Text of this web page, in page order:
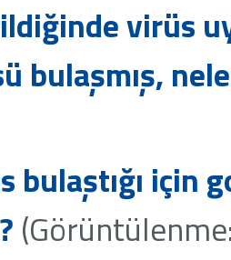
virüs
bulaşmış,
bulaştığı için